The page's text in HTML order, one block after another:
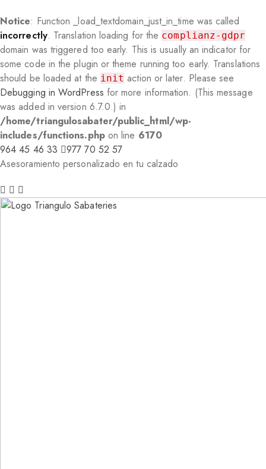
Notice: Function _load_textdomain_just_in_time was called
incorrectly. Translation loading for the complianz-gdpr
domain was triggered too early. This is usually an indicator for
some code in the plugin or theme running too early. Translations
should be loaded at the init action or later. Please see
Debugging in WordPress for more information. (This message
was added in version 6.7.0.) in
/home/triangulosabater/public_html/wp-
includes/functions.phpon line 6170
964 45 46 33
977 70 52 57
Asesoramiento personalizado en tu calzado